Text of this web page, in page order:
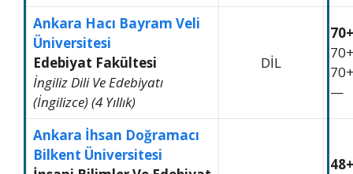
Ankara Hacı Bayram Veli
Üniversitesi
Edebiyat Fakültesi
İngiliz Dili Ve Edebiyatı
(İngilizce) (4 Yıllık)
DİL
—
Ankara İhsan Doğramacı
Bilkent Üniversitesi